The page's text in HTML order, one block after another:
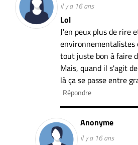
il y a 16 ans
Lol
J'en peux plus de rire
environnementalistes
tout juste bon à faire
Mais, quand il s'agit
là ça se passe entre
Répondre
Anonyme
il y a 16 ans